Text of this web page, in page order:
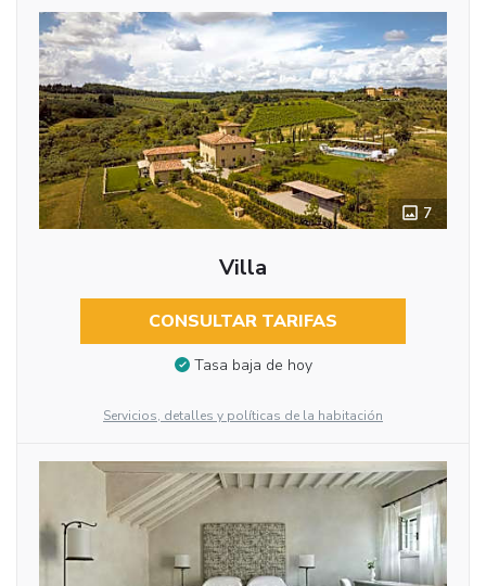
7
Villa
CONSULTAR TARIFAS
Tasa baja de hoy
Servicios, detalles y políticas de la habitación